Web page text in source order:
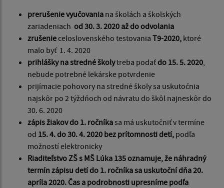
prerušenie vyučovania na školách a školských
zariadeniach od 30. 3. 2020 až do odvolania
zrušenieceloslovenského testovania T9-2020, ktoré
malo byť 1. 4. 2020
prihlášky na stredné školytreba podaťdo 15. 5. 2020,
nebude potrebné lekárske potvrdenie
prijímacie pohovory na stredné školy sa uskutočnia
najskôr po 2 týždňoch od návratu do škôl najneskôr do
30. 6. 2020
zápis žiakov do 1. ročníkasa má uskutočniť v termíne
od 15. 4. do 30. 4. 2020 bez prítomnosti detí, podľa
možností elektronicky
Riaditeľstvo ZŠ s MŠ Lúka 135 oznamuje, že náhradný
termín zápisu detí do 1. ročníka sa uskutoční dňa 20.
apríla 2020. Čas a podrobnosti upresníme podľa